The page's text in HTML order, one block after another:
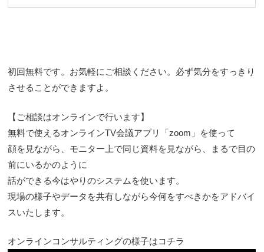
初回無料です。お気軽にご相談ください。必ず気分をすっきり
させることができますよ。
【ご相談はオンラインで行います】
無料で使えるオンラインTV会議アプリ「zoom」を使って
顔を見ながら、モニター上で同じ資料を見ながら、まるで目の
前にいるかのように
話ができる今はやりのシステムを使います。
現場の様子やデータを共有しながら今何をすべきかをアドバイ
スいたします。
オンラインコンサルティングの様子はコチラ